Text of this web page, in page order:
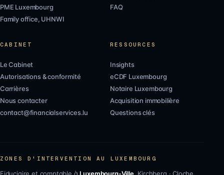
PME Luxembourg
Family office, UHNWI
FAQ
CABINET
Le Cabinet
Autorisations & conformité
Carrières
Nous contacter
contact@financialservices.lu
RESSOURCES
Insights
eCDF Luxembourg
Notaire Luxembourg
Acquisition immobilière
Questions clés
ZONES D'INTERVENTION AU LUXEMBOURG